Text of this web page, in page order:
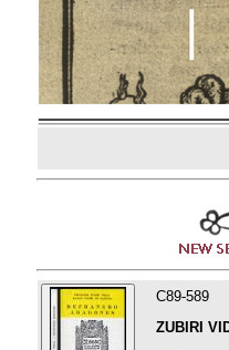
C89-589
ZUBIRI